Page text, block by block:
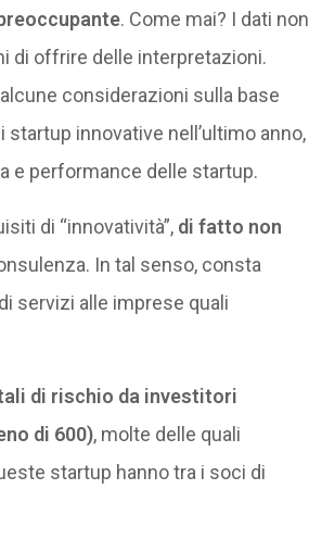
. Come mai? I dati non
di offrire delle interpretazioni.
considerazioni sulla base
innovative nell’ultimo anno,
e performance delle startup.
di “innovatività”, di fatto non
In tal senso, consta
servizi alle imprese quali
di rischio da investitori
di 600), molte delle quali
startup hanno tra i soci di